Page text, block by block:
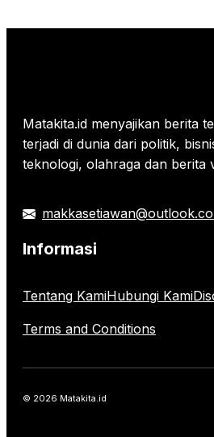
Matakita.id menyajikan berita
terjadi di dunia dari politik,
teknologi, olahraga dan berita
Informasi
Tentang KamiHubungi Kami
Terms and Conditions
© 2026 Matakita.id